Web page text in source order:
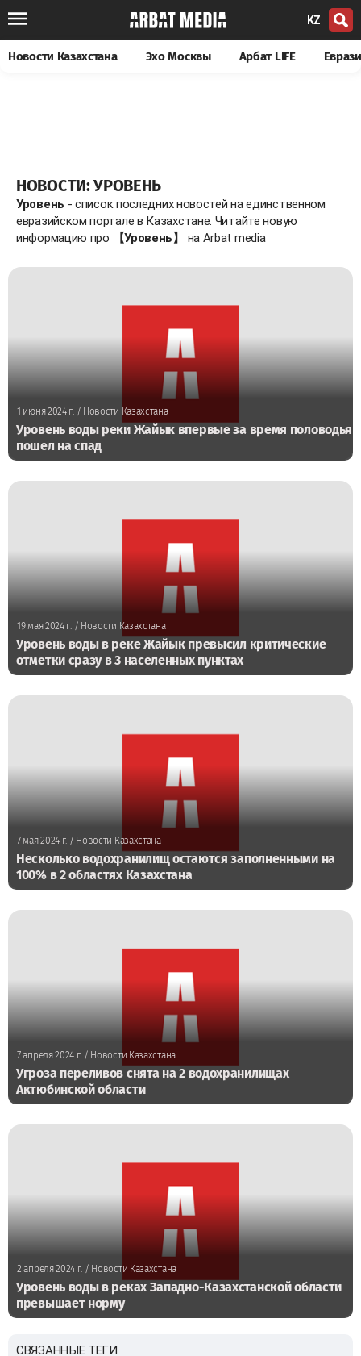
KZ
Новости Казахстана Эхо Москвы Арбат LIFE
НОВОСТИ: УРОВЕНЬ
Уровень - список последних новостей на единственном
евразийском портале в Казахстане. Читайте новую
информацию про
【Уровень】 на Arbat media
1 июня 2024 г./ Новости Казахстана
Уровень воды реки Жайык впервые за время половодья
пошел на спад
19 мая 2024 г./ Новости Казахстана
Уровень воды в реке Жайык превысил критические
отметки сразу в 3 населенных пунктах
7 мая 2024 г. / Новости Казахстана
Несколько водохранилищ остаются заполненными на
100% в 2 областях Казахстана
7 апреля 2024 г. / Новости Казахстана
Угроза переливов снята на 2 водохранилищах
Актюбинской области
2 апреля 2024 г. / Новости Казахстана
Уровень воды в реках Западно-Казахстанской области
превышает норму
СВЯЗАННЫЕ ТЕГИ